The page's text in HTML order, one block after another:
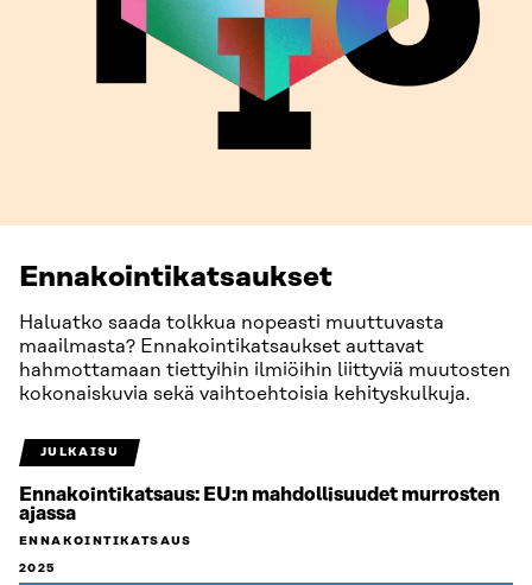
Ennakointikatsaukset
Haluatko saada tolkkua nopeasti muuttuvasta
maailmasta? Ennakointikatsaukset auttavat
hahmottamaan tiettyihin ilmiöihin liittyviä muutosten
kokonaiskuvia sekä vaihtoehtoisia kehityskulkuja.
JULKAISU
Ennakointikatsaus: EU:n mahdollisuudet murrosten
ajassa
ENNAKOINTIKATSAUS
2025